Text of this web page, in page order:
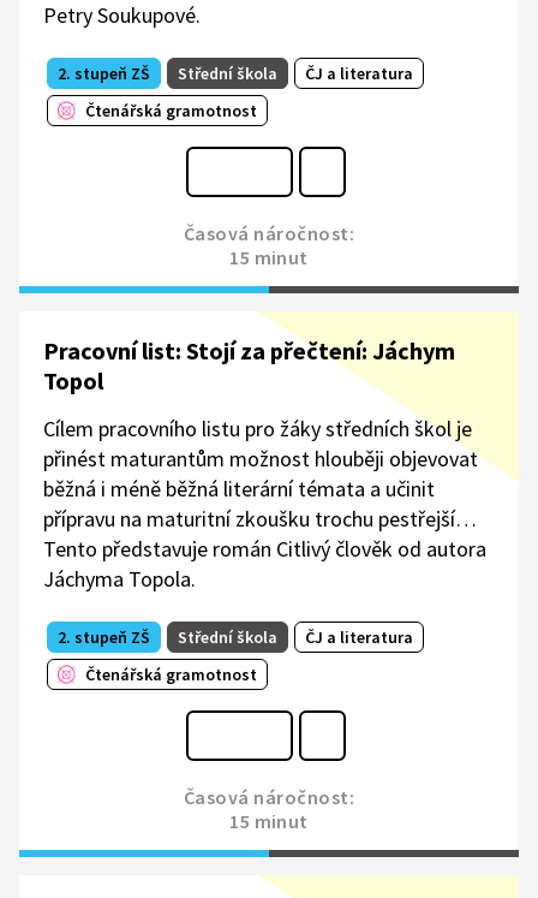
Petry Soukupové.
2. stupeň ZŠ Střední škola
ČJ a literatura
Čtenářská gramotnost
Časová náročnost:
15 minut
Pracovní list: Stojí za přečtení: Jáchym
Topol
Cílem pracovního listu pro žáky středních škol je
přinést maturantům možnost hlouběji objevovat
běžná i méně běžná literární témata a učinit
přípravu na maturitní zkoušku trochu pestřejší…
Tento představuje román Citlivý člověk od autora
Jáchyma Topola.
2. stupeň ZŠ Střední škola
ČJ a literatura
Čtenářská gramotnost
Časová náročnost:
15 minut